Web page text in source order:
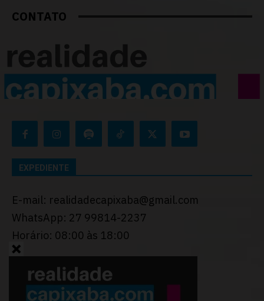
CONTATO
EXPEDIENTE
E-mail: realidadecapixaba@gmail.com
WhatsApp: 27 99814-2237
Horário: 08:00 às 18:00